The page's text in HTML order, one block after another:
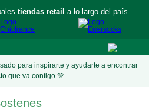
tiendas retail a lo largo del país
para inspirarte y ayudarte a encontrar
que va contigo 💚